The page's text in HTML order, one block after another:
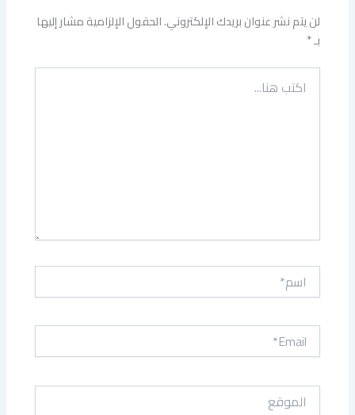
لن يتم نشر عنوان بريدك الإلكتروني.الحقول الإلزامية مشار إليها
بـ*
اكتب
هنا...
اسم*
Email*
الموقع